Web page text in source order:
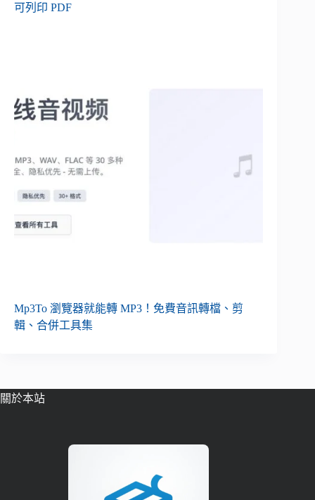
可列印 PDF
Mp3To 瀏覽器就能轉 MP3！免費音訊轉檔、剪
輯、合併工具集
關於本站